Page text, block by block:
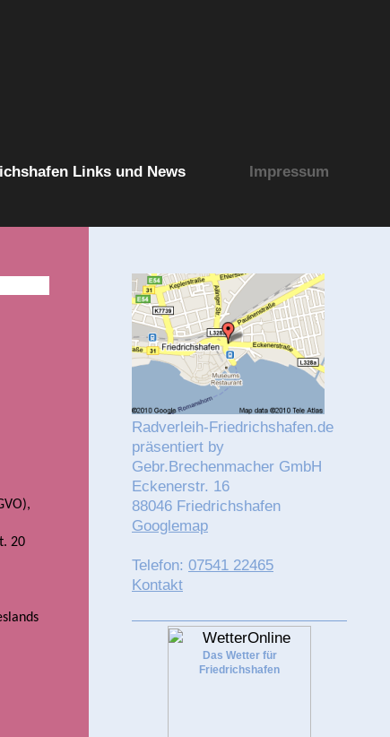
Links und News Impressum
20
Radverleih-Friedrichshafen.de
präsentiert by
Gebr.Brechenmacher GmbH
Eckenerstr. 16
88046 Friedrichshafen
Googlemap
Telefon: 07541 22465
Kontakt
Das Wetter für
Friedrichshafen